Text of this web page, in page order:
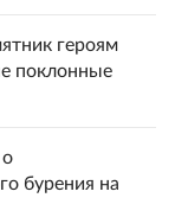
героям
поклонные
о
бурения на